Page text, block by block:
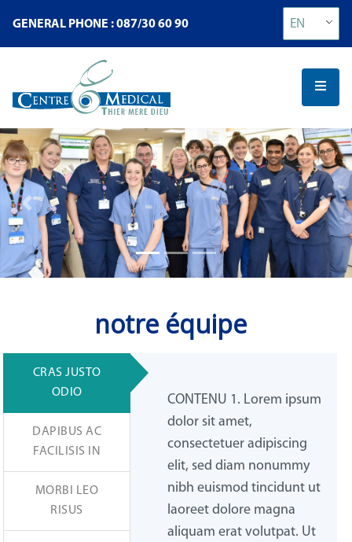
GENERAL PHONE : 087/30 60 90 EN
Previous Next
notre équipe
CRAS JUSTO
ODIO
DAPIBUS AC
FACILISIS IN
MORBI LEO
RISUS
CONTENU 1. Lorem ipsum
dolor sit amet,
consectetuer adipiscing
elit, sed diam nonummy
nibh euismod tincidunt ut
laoreet dolore magna
aliquam erat volutpat. Ut